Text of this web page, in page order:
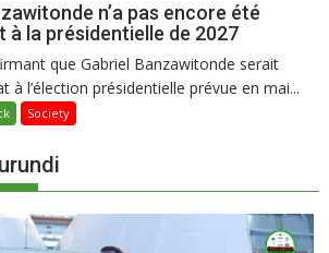
n’a pas encore été
à la présidentielle de 2027
que Gabriel Banzawitonde serait
à l’élection présidentielle prévue en mai...
Society